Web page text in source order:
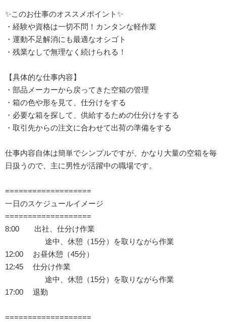
✨このお仕事のオススメポイント✨
・経験や資格は一切不問！カンタンな軽作業
・運動不足解消にも最適なオシゴト
・残業なしで無理なく続けられる！
【具体的な仕事内容】
・部品メーカーから戻ってきた空箱の管理
・箱の色や形を見て、仕分けをする
・必要な箱を探して、供給するための仕分けをする
・取引先からの注文に合わせて出荷の準備をする
仕事内容自体は簡単でシンプルですが、かなり大量の空箱を毎
日扱うので、主に男性が活躍中の職場です。
===================
一日のスケジュールイメージ
===================
8:00 出社、仕分け作業
途中、休憩（15分）を取りながら作業
12:00 お昼休憩（45分）
12:45 仕分け作業
途中、休憩（15分）を取りながら作業
17:00 退勤
===================